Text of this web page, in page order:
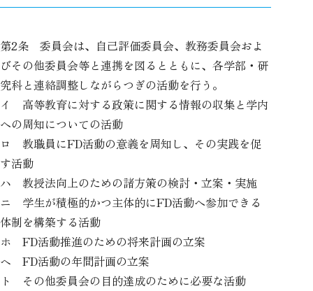
第2条 委員会は、自己評価委員会、教務委員会およ
びその他委員会等と連携を図るとともに、各学部・研
究科と連絡調整しながらつぎの活動を行う。
イ 高等教育に対する政策に関する情報の収集と学内
への周知についての活動
ロ 教職員にFD活動の意義を周知し、その実践を促
す活動
ハ 教授法向上のための諸方策の検討・立案・実施
ニ 学生が積極的かつ主体的にFD活動へ参加できる
体制を構築する活動
ホ FD活動推進のための将来計画の立案
ヘ FD活動の年間計画の立案
ト その他委員会の目的達成のために必要な活動